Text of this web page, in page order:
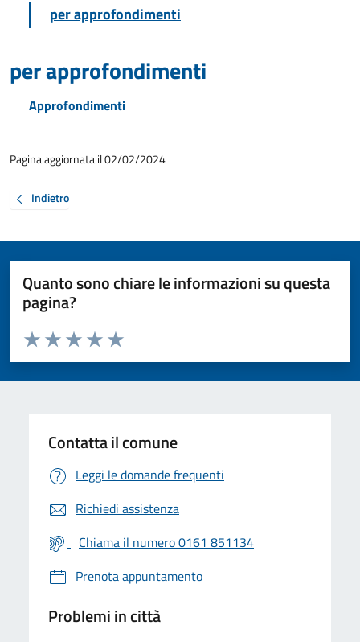
per approfondimenti
per approfondimenti
Approfondimenti
Pagina aggiornata il 02/02/2024
Indietro
Quanto sono chiare le informazioni su questa
pagina?
Valuta da 1 a 5 stelle la pagina
Valuta 5 stelle su 5
Valuta 4 stelle su 5
Valuta 3 stelle su 5
Valuta 2 stelle su 5
Valuta 1 stelle su 5
Contatta il comune
Leggi le domande frequenti
Richiedi assistenza
Chiama il numero 0161 851134
Prenota appuntamento
Problemi in città